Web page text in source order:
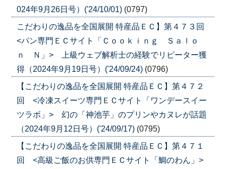
024年9月26日号）('24/10/01) (0797)
こだわりの逸品を全国展開 特産品ＥＣ】第４７３回
<パン専門ＥＣサイト「Ｃｏｏｋｉｎｇ Ｓａｌｏ
ｎ Ｎ」> 上級ウェブ解析士の経験でリピーター獲
得（2024年9月19日号）('24/09/24) (0796)
【こだわりの逸品を全国展開 特産品ＥＣ】第４７２
回 <冷凍スイーツ専門ＥＣサイト「ワンデースイー
ツラボ」> 幻の「神池芋」のプリンやカヌレが話題
（2024年9月12日号）('24/09/17) (0795)
【こだわりの逸品を全国展開 特産品ＥＣ】第４７１
回 <高級ご飯のお供専門ＥＣサイト「鯛のわん」>